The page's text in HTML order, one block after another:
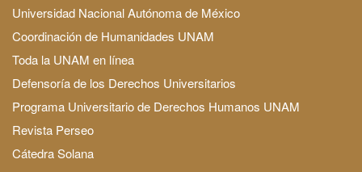
Universidad Nacional Autónoma de México
Coordinación de Humanidades UNAM
Toda la UNAM en línea
Defensoría de los Derechos Universitarios
Programa Universitario de Derechos Humanos UNAM
Revista Perseo
Cátedra Solana